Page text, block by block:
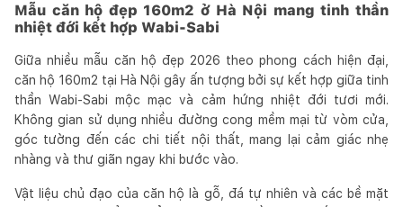
Mẫu căn hộ đẹp 160m2 ở Hà Nội mang tinh thần
nhiệt đới kết hợp Wabi-Sabi
Giữa nhiều mẫu căn hộ đẹp 2026 theo phong cách hiện đại,
căn hộ 160m2 tại Hà Nội gây ấn tượng bởi sự kết hợp giữa tinh
thần Wabi-Sabi mộc mạc và cảm hứng nhiệt đới tươi mới.
Không gian sử dụng nhiều đường cong mềm mại từ vòm cửa,
góc tường đến các chi tiết nội thất, mang lại cảm giác nhẹ
nhàng và thư giãn ngay khi bước vào.
Vật liệu chủ đạo của căn hộ là gỗ, đá tự nhiên và các bề mặt